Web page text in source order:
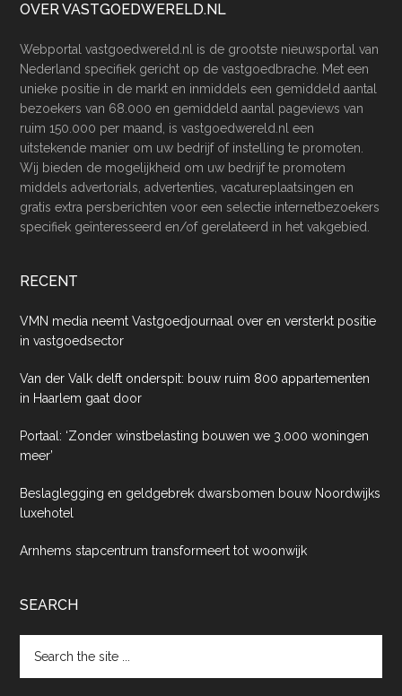
Footer
OVER VASTGOEDWERELD.NL
Webportal vastgoedwereld.nl is de grootste nieuwsportal van
Nederland specifiek gericht op de vastgoedbrache. Met een
unieke positie in de markt en inmiddels een gemiddeld aantal
bezoekers van 68.000 en gemiddeld aantal pageviews van
ruim 150.000 per maand, is vastgoedwereld.nl een
uitstekende manier om uw bedrijf of instelling te promoten.
Wij bieden de mogelijkheid om uw bedrijf te promotem
middels advertorials, advertenties, vacatureplaatsingen en
gratis extra persberichten voor een selectie internetbezoekers
specifiek geïnteresseerd en/of gerelateerd in het vakgebied.
RECENT
VMN media neemt Vastgoedjournaal over en versterkt positie
in vastgoedsector
Van der Valk delft onderspit: bouw ruim 800 appartementen
in Haarlem gaat door
Portaal: ‘Zonder winstbelasting bouwen we 3.000 woningen
meer’
Beslaglegging en geldgebrek dwarsbomen bouw Noordwijks
luxehotel
Arnhems stapcentrum transformeert tot woonwijk
SEARCH
the